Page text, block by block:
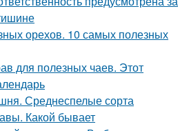
орехов. 10 самых полезных
для полезных чаев. Этот
Среднеспелые сорта
Какой бывает